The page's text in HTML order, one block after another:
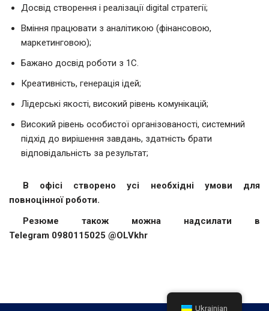
Досвід створення і реалізації digital стратегії;
Вміння працювати з аналітикою (фінансовою,
маркетинговою);
Бажано досвід роботи з 1С.
Креативність, генерація ідей;
Лідерські якості, високий рівень комунікацій;
Високий рівень особистої організованості, системний
підхід до вирішення завдань, здатність брати
відповідальність за результат;
В офісі створено усі необхідні умови для
повноцінної роботи.
Резюме також можна надсилати в
Telegram 0980115025 @OLVkhr
Ukrainian